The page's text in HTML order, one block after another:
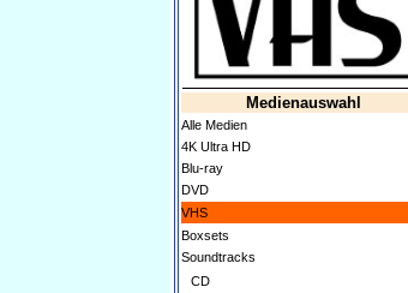
Medienauswahl
Alle Medien
4K Ultra HD
Blu-ray
DVD
VHS
Boxsets
Soundtracks
CD